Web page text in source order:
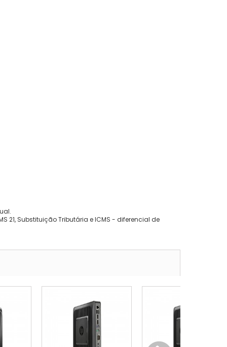
21, Substituição Tributária e ICMS - diferencial de